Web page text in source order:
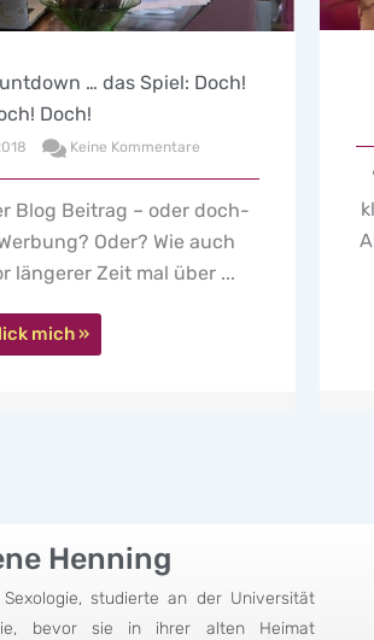
Momente
2017 Keine Kommentare
von Verena von Harrach: Ein
Aufblättern und Zulassen.
buchstäblich erwischt, aber
seht selbst.
Klick mich »
Henning
studierte an der Universität
bevor sie in ihrer alten Heimat